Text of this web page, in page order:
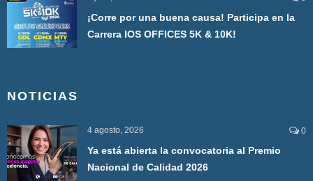
¡Corre por una buena causa! Participa en la
Carrera IOS OFFICES 5K & 10K!
NOTICIAS
4 agosto, 2026 0
Ya está abierta la convocatoria al Premio
Nacional de Calidad 2026